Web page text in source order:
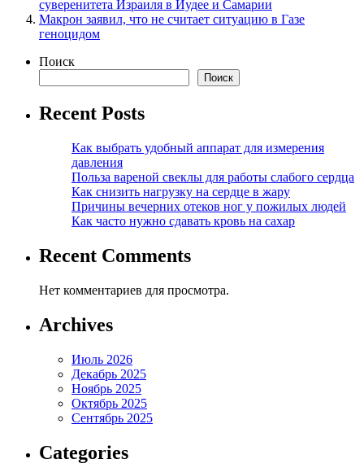
суверенитета Израиля в Иудее и Самарии
Макрон заявил, что не считает ситуацию в Газе
геноцидом
Поиск
Поиск
Recent Posts
Как выбрать удобный аппарат для измерения
давления
Польза вареной свеклы для работы слабого сердца
Как снизить нагрузку на сердце в жару
Причины вечерних отеков ног у пожилых людей
Как часто нужно сдавать кровь на сахар
Recent Comments
Нет комментариев для просмотра.
Archives
Июль 2026
Декабрь 2025
Ноябрь 2025
Октябрь 2025
Сентябрь 2025
Categories